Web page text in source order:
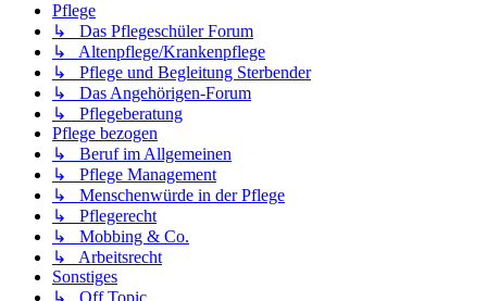
Pflege
↳ Das Pflegeschüler Forum
↳ Altenpflege/Krankenpflege
↳ Pflege und Begleitung Sterbender
↳ Das Angehörigen-Forum
↳ Pflegeberatung
Pflege bezogen
↳ Beruf im Allgemeinen
↳ Pflege Management
↳ Menschenwürde in der Pflege
↳ Pflegerecht
↳ Mobbing & Co.
↳ Arbeitsrecht
Sonstiges